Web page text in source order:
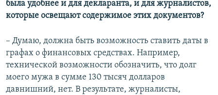
была удобнее и для декларанта, и для журналистов,
которые освещают содержимое этих документов?
– Думаю, должна быть возможность ставить даты в
графах о финансовых средствах. Например,
технической возможности обозначить, что долг
моего мужа в сумме 130 тысяч долларов
давнишний, нет. В результате, журналисты,